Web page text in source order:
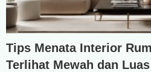
Tips Menata Interior
Terlihat Mewah dan Luas